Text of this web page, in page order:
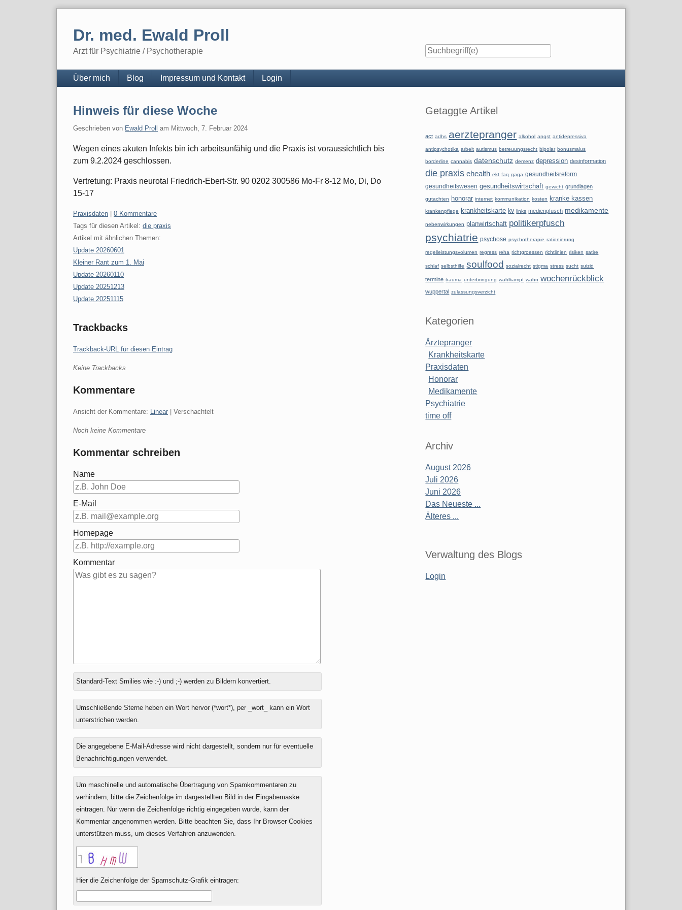
Dr. med. Ewald Proll
Arzt für Psychiatrie / Psychotherapie
Navigation
Über mich Blog Impressum und Kontakt Login
Hinweis für diese Woche
Geschrieben von Ewald Proll am Mittwoch, 7. Februar 2024
Wegen eines akuten Infekts bin ich arbeitsunfähig und die Praxis ist voraussichtlich bis
zum 9.2.2024 geschlossen.
Vertretung: Praxis neurotal Friedrich-Ebert-Str. 90 0202 300586 Mo-Fr 8-12 Mo, Di, Do
15-17
Kategorien:
Praxisdaten
0 Kommentare
Tags für diesen Artikel: die praxis
Artikel mit ähnlichen Themen:
Update 20260601
Kleiner Rant zum 1. Mai
Update 20260110
Update 20251213
Update 20251115
Trackbacks
Trackback-URL für diesen Eintrag
Keine Trackbacks
Kommentare
Ansicht der Kommentare: Linear | Verschachtelt
Noch keine Kommentare
Kommentar schreiben
Name
E-Mail
Homepage
Kommentar
Antwort
zu
Standard-Text Smilies wie :-) und ;-) werden zu Bildern konvertiert.
Umschließende Sterne heben ein Wort hervor (*wort*), per _wort_ kann ein Wort
unterstrichen werden.
Die angegebene E-Mail-Adresse wird nicht dargestellt, sondern nur für eventuelle
Benachrichtigungen verwendet.
Um maschinelle und automatische Übertragung von Spamkommentaren zu
verhindern, bitte die Zeichenfolge im dargestellten Bild in der Eingabemaske
eintragen. Nur wenn die Zeichenfolge richtig eingegeben wurde, kann der
Kommentar angenommen werden. Bitte beachten Sie, dass Ihr Browser Cookies
unterstützen muss, um dieses Verfahren anzuwenden.
Hier die Zeichenfolge der Spamschutz-Grafik eintragen:
Seitenleiste
Getaggte Artikel
act adhs aerztepranger alkohol angst antidepressiva
antipsychotika arbeit autismus betreuungsrecht bipolar bonusmalus
borderline cannabis datenschutz demenz depression desinformation
die praxis ehealth ekt faq gaga gesundheitsreform
gesundheitswesen gesundheitswirtschaft gewicht grundlagen
gutachten honorar internet kommunikation kosten kranke kassen
krankenpflege krankheitskarte kv links medienpfusch medikamente
nebenwirkungen planwirtschaft politikerpfusch
psychiatrie psychose psychotherapie rationierung
regelleistungsvolumen regress reha richtgroessen richtlinien risiken satire
schlaf selbsthilfe soulfood sozialrecht stigma stress sucht suizid
termine trauma unterbringung wahlkampf wahn wochenrückblick
wuppertal zulassungsverzicht
Kategorien
Ärztepranger
Krankheitskarte
Praxisdaten
Honorar
Medikamente
Psychiatrie
time off
Archiv
August 2026
Juli 2026
Juni 2026
Das Neueste ...
Älteres ...
Verwaltung des Blogs
Login